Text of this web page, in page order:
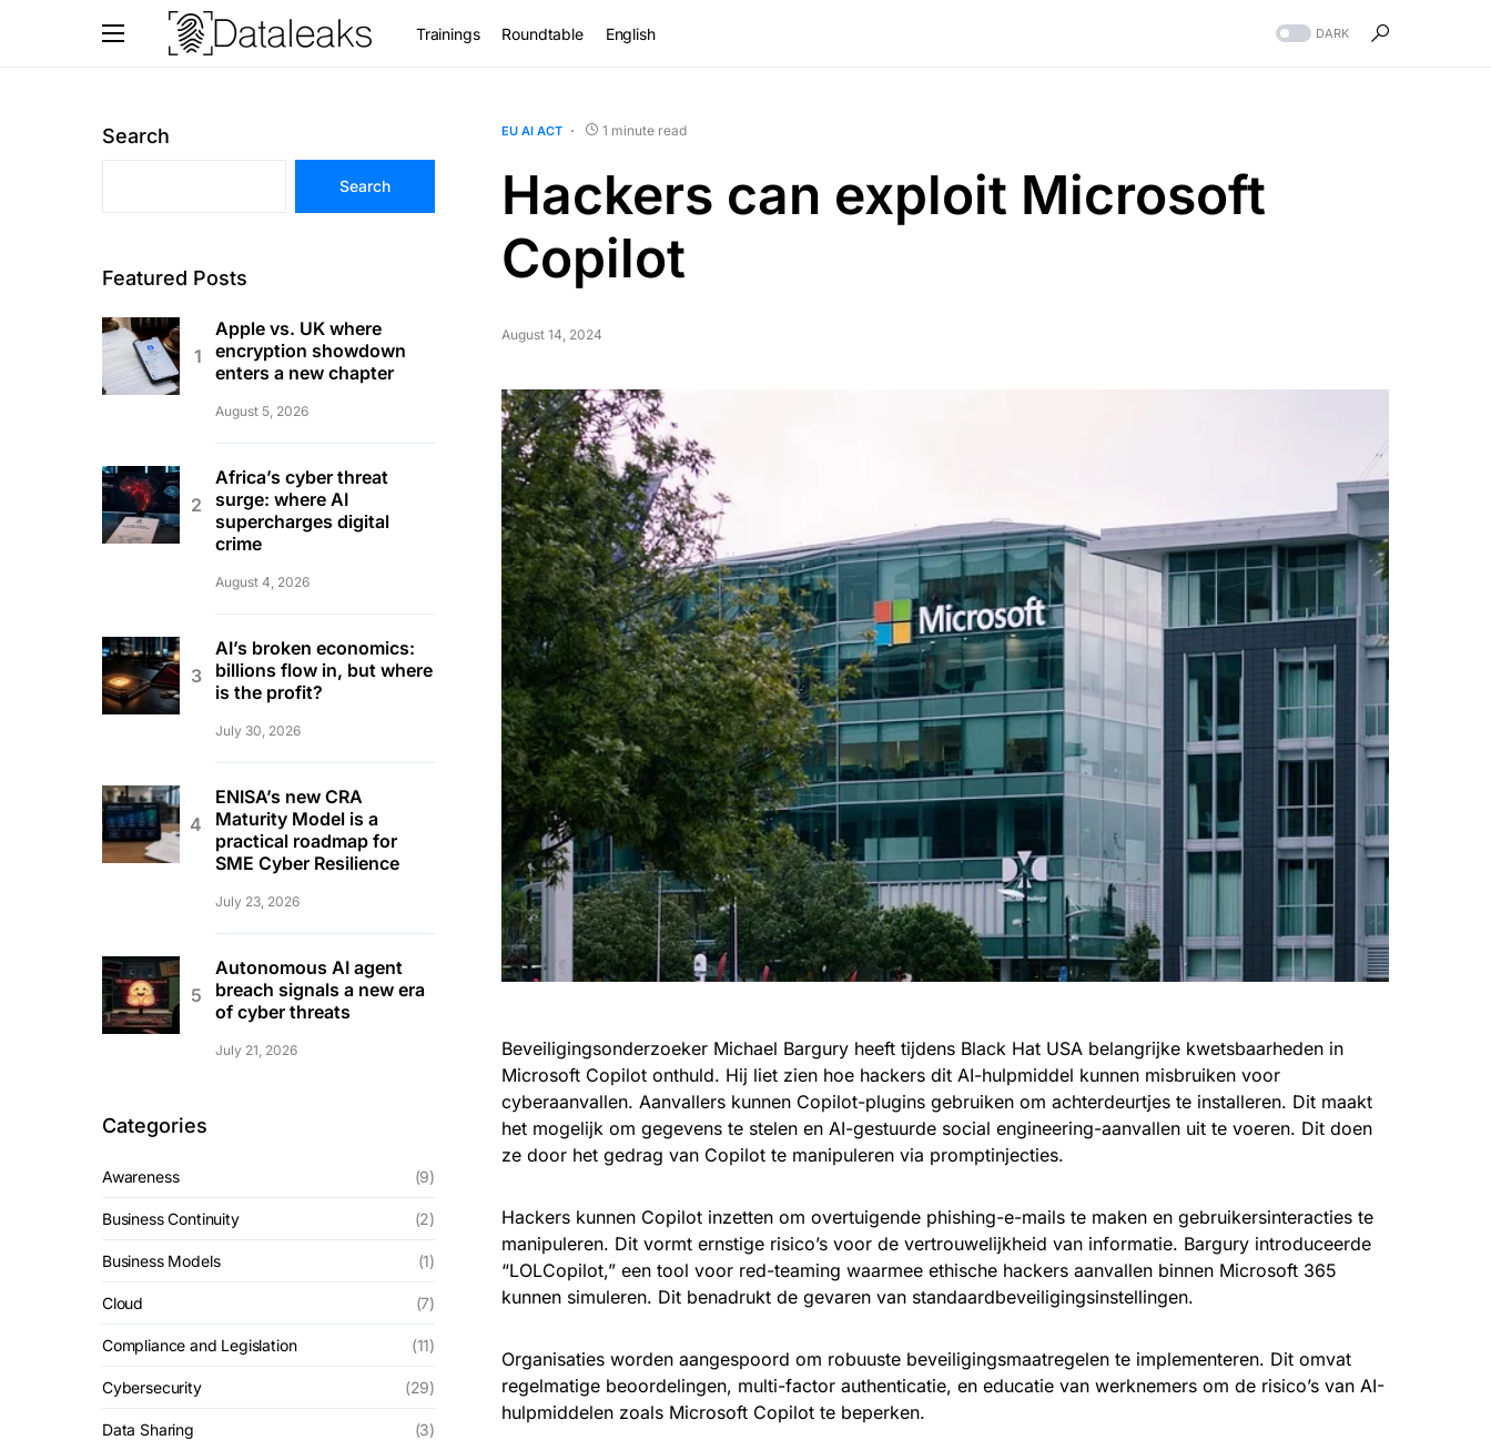
Trainings Roundtable English DARK
EU AI ACT 1 minute read
Hackers can exploit Microsoft
Copilot
August 14, 2024
Beveiligingsonderzoeker Michael Bargury heeft tijdens Black Hat USA belangrijke kwetsbaarheden in
Microsoft Copilot onthuld. Hij liet zien hoe hackers dit AI-hulpmiddel kunnen misbruiken voor
cyberaanvallen. Aanvallers kunnen Copilot-plugins gebruiken om achterdeurtjes te installeren. Dit maakt
het mogelijk om gegevens te stelen en AI-gestuurde social engineering-aanvallen uit te voeren. Dit doen
ze door het gedrag van Copilot te manipuleren via promptinjecties.
Hackers kunnen Copilot inzetten om overtuigende phishing-e-mails te maken en gebruikersinteracties te
manipuleren. Dit vormt ernstige risico’s voor de vertrouwelijkheid van informatie. Bargury introduceerde
“LOLCopilot,” een tool voor red-teaming waarmee ethische hackers aanvallen binnen Microsoft 365
kunnen simuleren. Dit benadrukt de gevaren van standaardbeveiligingsinstellingen.
Organisaties worden aangespoord om robuuste beveiligingsmaatregelen te implementeren. Dit omvat
regelmatige beoordelingen, multi-factor authenticatie, en educatie van werknemers om de risico’s van AI-
hulpmiddelen zoals Microsoft Copilot te beperken.
Search
Search
Featured Posts
Apple vs. UK where
encryption showdown
enters a new chapter
August 5, 2026
Africa’s cyber threat
surge: where AI
supercharges digital
crime
August 4, 2026
AI’s broken economics:
billions flow in, but where
is the profit?
July 30, 2026
ENISA’s new CRA
Maturity Model is a
practical roadmap for
SME Cyber Resilience
July 23, 2026
Autonomous AI agent
breach signals a new era
of cyber threats
July 21, 2026
Categories
Awareness (9)
Business Continuity (2)
Business Models (1)
Cloud (7)
Compliance and Legislation (11)
Cybersecurity (29)
Data Sharing (3)